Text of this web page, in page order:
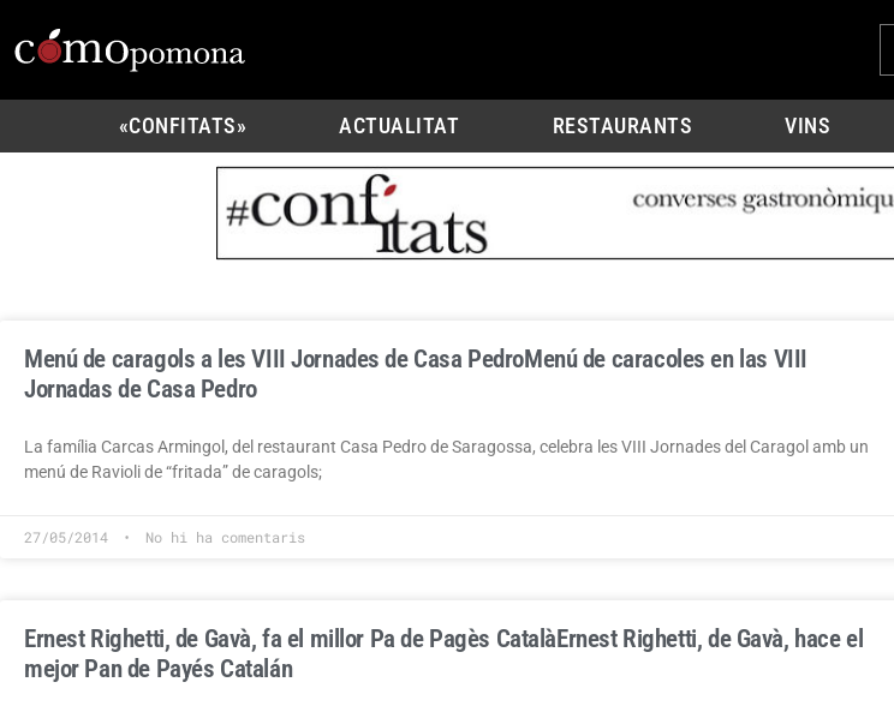
«CONFITATS» ACTUALITAT RESTAURANTS VINS
Menú de caragols a les VIII Jornades de Casa PedroMenú de caracoles en las VIII
Jornadas de Casa Pedro
La família Carcas Armingol, del restaurant Casa Pedro de Saragossa, celebra les VIII Jornades del Caragol amb un
menú de Ravioli de “fritada” de caragols;
27/05/2014 No hi ha comentaris
Ernest Righetti, de Gavà, fa el millor Pa de Pagès CatalàErnest Righetti, de Gavà, hace el
mejor Pan de Payés Catalán